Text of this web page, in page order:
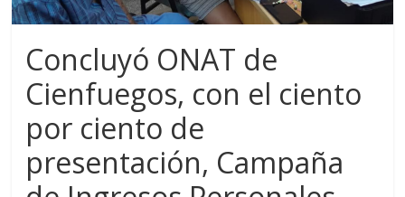
Concluyó ONAT de
Cienfuegos, con el ciento
por ciento de
presentación, Campaña